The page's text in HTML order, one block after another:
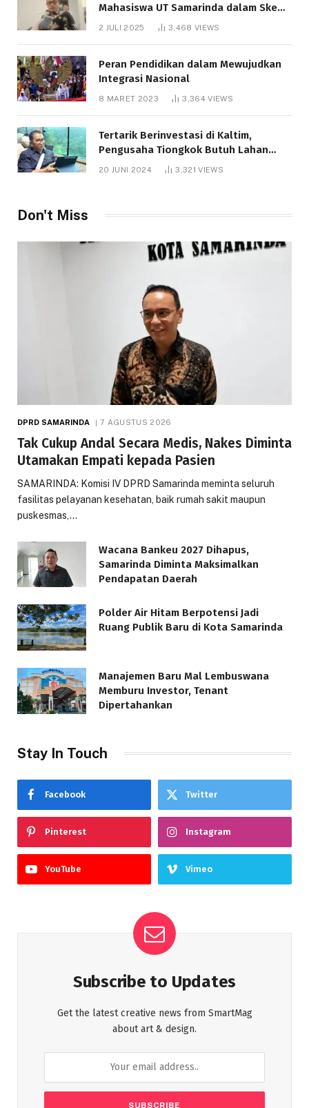
Mahasiswa UT Samarinda dalam Skema
Bantuan Pendidikan Gratispol
2 JULI 2025 3,468 VIEWS
Peran Pendidikan dalam Mewujudkan
Integrasi Nasional
8 MARET 2023 3,364VIEWS
Tertarik Berinvestasi di Kaltim,
Pengusaha Tiongkok Butuh Lahan
1.000 Hektare
20 JUNI 2024 3,321VIEWS
Don't Miss
DPRD SAMARINDA 7 AGUSTUS 2026
Tak Cukup Andal Secara Medis, Nakes Diminta
Utamakan Empati kepada Pasien
SAMARINDA: Komisi IV DPRD Samarinda meminta seluruh
fasilitas pelayanan kesehatan, baik rumah sakit maupun
puskesmas,…
Wacana Bankeu 2027 Dihapus,
Samarinda Diminta Maksimalkan
Pendapatan Daerah
Polder Air Hitam Berpotensi Jadi
Ruang Publik Baru di Kota Samarinda
Manajemen Baru Mal Lembuswana
Memburu Investor, Tenant
Dipertahankan
Stay In Touch
Facebook Twitter
Pinterest Instagram
YouTube Vimeo
Subscribe to Updates
Get the latest creative news from SmartMag
about art & design.